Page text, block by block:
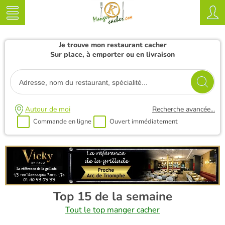
Je trouve mon restaurant cacher
Sur place, à emporter ou en livraison
Autour de moi
Commande en ligne Ouvert immédiatement
Recherche avancée...
Top 15 de la semaine
Tout le top manger cacher